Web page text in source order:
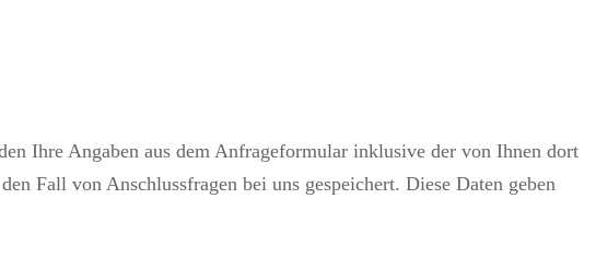
Ihre Angaben aus dem Anfrageformular inklusive der von Ihnen dort
Fall von Anschlussfragen bei uns gespeichert. Diese Daten geben